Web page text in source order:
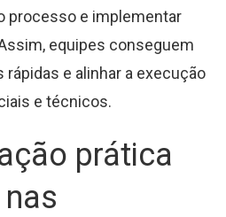
processo e implementar
equipes conseguem
e alinhar a execução
e técnicos.
prática